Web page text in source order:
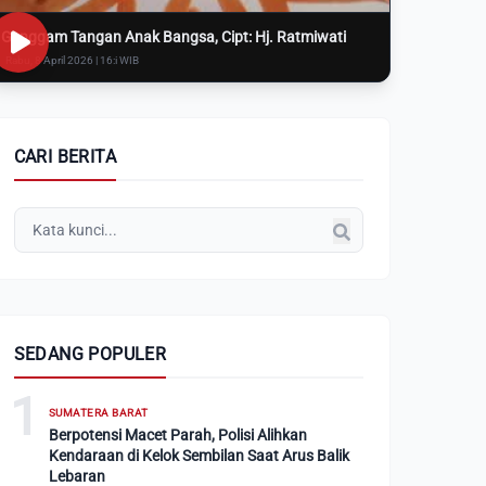
Genggam Tangan Anak Bangsa, Cipt: Hj. Ratmiwati
Rabu, 8 April 2026 | 16:i WIB
CARI BERITA
SEDANG POPULER
1 SUMATERA BARAT
Berpotensi Macet Parah, Polisi Alihkan
Kendaraan di Kelok Sembilan Saat Arus Balik
Lebaran